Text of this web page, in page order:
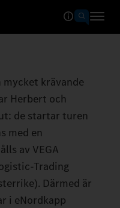
krävande
Herbert och
de startar turen
med en
av VEGA
Trading
Därmed är
i eNordkapp